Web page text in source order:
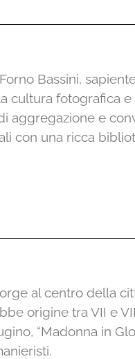
Bassini,
fotografica e
aggregazione e
con una ricca
al centro della
origine tra VII e
“Madonna in